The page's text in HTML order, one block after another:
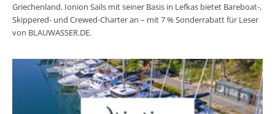
Griechenland. Ionion Sails mit seiner Basis in Lefkas bietet Bareboat-,
Skippered- und Crewed-Charter an – mit 7 % Sonderrabatt für Leser
von BLAUWASSER.DE.